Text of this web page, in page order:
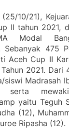
10/21),
II tahun 2021,
Modal
Sebanyak 475
Aceh Cup II
Tahun 2021.
siswi Madrasah
serta
yaitu Teguh
(12),
Ripasha (12).